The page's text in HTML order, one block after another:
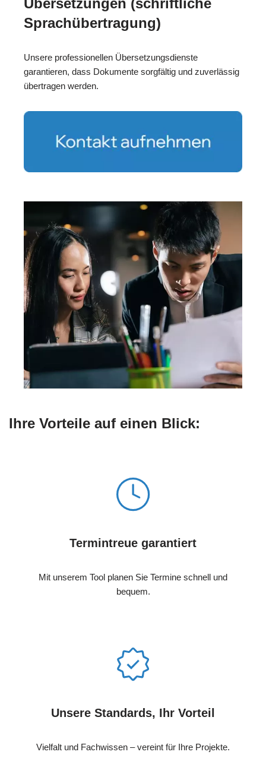
Sprachübertragung)
Unsere professionellen Übersetzungsdienste
garantieren, dass Dokumente sorgfältig und zuverlässig
übertragen werden.
Ihre Vorteile auf einen Blick:
Termintreue garantiert
Mit unserem Tool planen Sie Termine schnell und
bequem.
Unsere Standards, Ihr Vorteil
Vielfalt und Fachwissen – vereint für Ihre Projekte.